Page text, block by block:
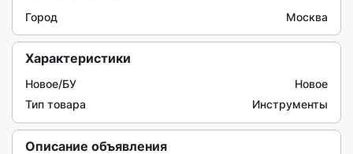
Город Москва
Характеристики
Новое/БУ
Новое
Тип товара
Инструменты
Описание объявления